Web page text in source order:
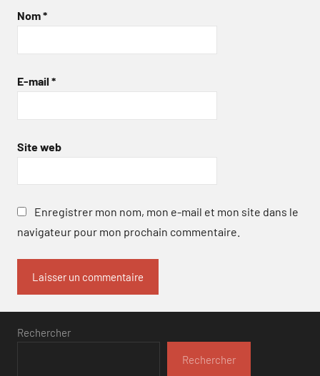
Nom*
E-mail *
Site web
Enregistrer mon nom, mon e-mail et mon site dans le
navigateur pour mon prochain commentaire.
Rechercher
Rechercher